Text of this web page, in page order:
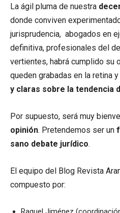
La ágil pluma de nuestra
donde conviven
jurisprudencia, abogados en
definitiva, profesionales del
vertientes, habrá cumplido su
queden grabadas en la retina
y claras sobre la tendencia
Por supuesto, será muy
opinión. Pretendemos ser un
sano debate jurídico.
El equipo del Blog Revista
compuesto por: